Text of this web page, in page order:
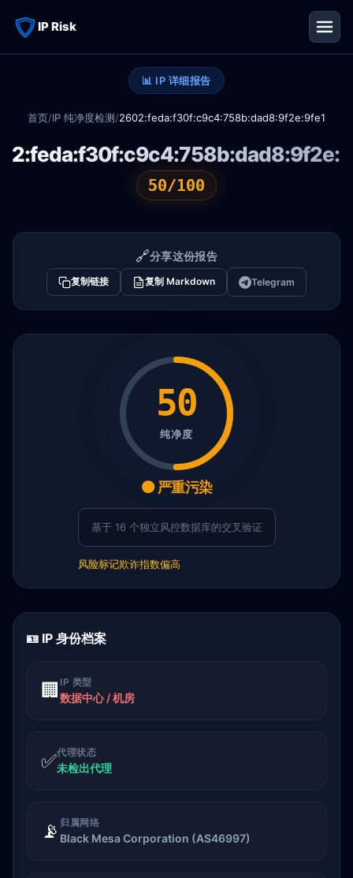
IP Risk
📊 IP 详细报告
首页/IP 纯净度检测/2602:feda:f30f:c9c4:758b:dad8:9f2e:9fe1
50/100
🔗分享这份报告
复制链接 复制 Markdown Telegram
50
纯净度
🟠 严重污染
基于 16 个独立风控数据库的交叉验证
风险标记欺诈指数偏高
🪪 IP 身份档案
🏢 IP 类型
数据中心 / 机房
✅代理状态
未检出代理
📡 归属网络
Black Mesa Corporation (AS46997)